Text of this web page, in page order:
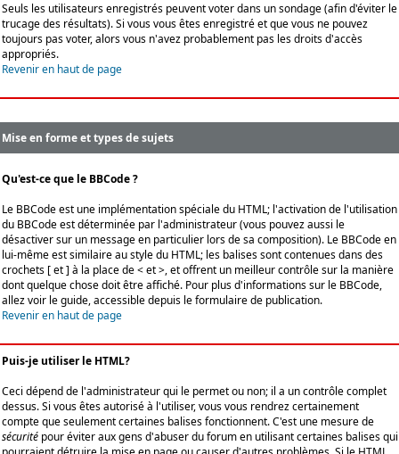
Seuls les utilisateurs enregistrés peuvent voter dans un sondage (afin d'éviter le
trucage des résultats). Si vous vous êtes enregistré et que vous ne pouvez
toujours pas voter, alors vous n'avez probablement pas les droits d'accès
appropriés.
Revenir en haut de page
Mise en forme et types de sujets
Qu'est-ce que le BBCode ?
Le BBCode est une implémentation spéciale du HTML; l'activation de l'utilisation
du BBCode est déterminée par l'administrateur (vous pouvez aussi le
désactiver sur un message en particulier lors de sa composition). Le BBCode en
lui-même est similaire au style du HTML; les balises sont contenues dans des
crochets [ et ] à la place de < et >, et offrent un meilleur contrôle sur la manière
dont quelque chose doit être affiché. Pour plus d'informations sur le BBCode,
allez voir le guide, accessible depuis le formulaire de publication.
Revenir en haut de page
Puis-je utiliser le HTML?
Ceci dépend de l'administrateur qui le permet ou non; il a un contrôle complet
dessus. Si vous êtes autorisé à l'utiliser, vous vous rendrez certainement
compte que seulement certaines balises fonctionnent. C'est une mesure de
sécurité pour éviter aux gens d'abuser du forum en utilisant certaines balises qui